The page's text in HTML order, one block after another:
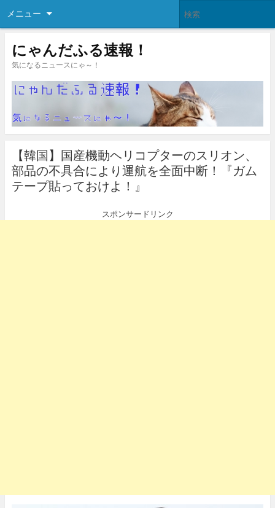
メニュー
にゃんだふる速報！
気になるニュースにゃ～！
【韓国】国産機動ヘリコプターのスリオン、
部品の不具合により運航を全面中断！『ガム
テープ貼っておけよ！』
スポンサードリンク